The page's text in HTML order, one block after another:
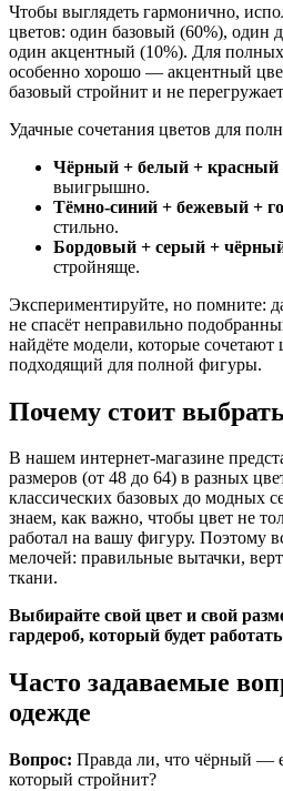
Чтобы выглядеть гармонично,
цветов: один базовый (60%), один
один акцентный (10%). Для полных
особенно хорошо — акцентный
базовый стройнит и не
Удачные сочетания цветов для
Чёрный + белый + красный
выигрышно.
Тёмно-синий + бежевый +
стильно.
Бордовый + серый +
стройняще.
Экспериментируйте, но помните:
не спасёт неправильно
найдёте модели, которые сочетают
подходящий для полной фигуры.
Почему стоит
В нашем интернет-магазине
размеров (от 48 до 64) в разных
классических базовых до модных
знаем, как важно, чтобы цвет не
работал на вашу фигуру. Поэтому
мелочей: правильные вытачки,
ткани.
Выбирайте свой цвет и свой
гардероб, который будет
Часто задаваемые
одежде
Вопрос: Правда ли, что чёрный —
который стройнит?